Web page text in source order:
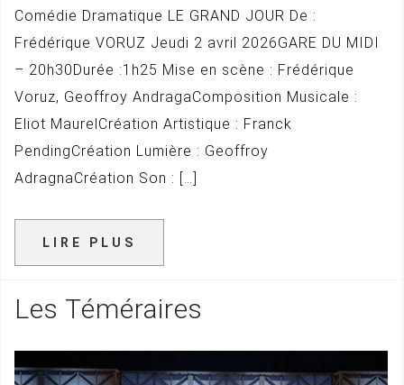
Comédie Dramatique LE GRAND JOUR De :
Frédérique VORUZ Jeudi 2 avril 2026GARE DU MIDI
– 20h30Durée :1h25 Mise en scène : Frédérique
Voruz, Geoffroy AndragaComposition Musicale :
Eliot MaurelCréation Artistique : Franck
PendingCréation Lumière : Geoffroy
AdragnaCréation Son : […]
LIRE PLUS
Les Téméraires